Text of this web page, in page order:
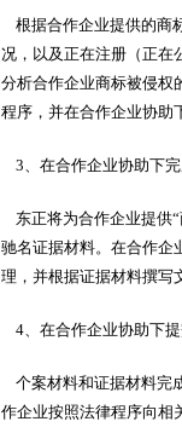
根据合作企业提供的商
况，以及正在注册（正在
分析合作企业商标被侵权
程序，并在合作企业协助
3、在合作企业协助下完
东正将为合作企业提供
驰名证据材料。在合作企
理，并根据证据材料撰写
4、在合作企业协助下
个案材料和证据材料完
作企业按照法律程序向相